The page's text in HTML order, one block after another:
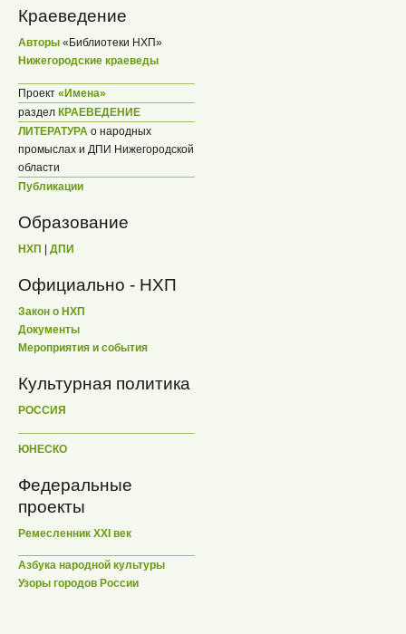
Краеведение
Авторы «Библиотеки НХП»
Нижегородские краеведы
Проект «Имена»
раздел КРАЕВЕДЕНИЕ
ЛИТЕРАТУРА о народных
промыслах и ДПИ Нижегородской
области
Публикации
Образование
НХП ДПИ
Официально - НХП
Закон о НХП
Документы
Мероприятия и события
Культурная политика
РОССИЯ
ЮНЕСКО
Федеральные
проекты
Ремесленник XXI век
Азбука народной культуры
Узоры городов России